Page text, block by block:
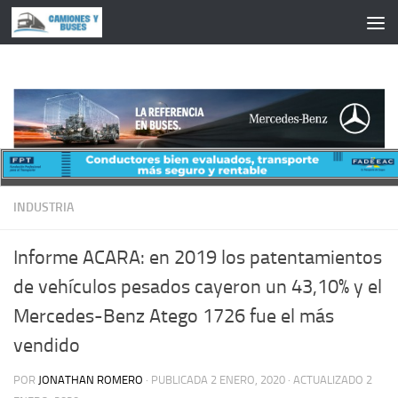
Saltar al contenido
INDUSTRIA
Informe ACARA: en 2019 los patentamientos
de vehículos pesados cayeron un 43,10% y el
Mercedes-Benz Atego 1726 fue el más
vendido
POR JONATHAN ROMERO · PUBLICADA 2 ENERO, 2020 · ACTUALIZADO 2